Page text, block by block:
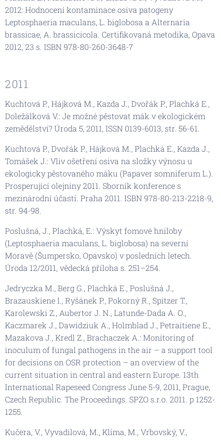
2012: Hodnocení kontaminace osiva patogeny
Leptosphaeria maculans, L. biglobosa a Alternaria
brassicae, A. brassicicola. Certifikovaná metodika, Opava
2012, 23 s. ISBN 978-80-260-3648-7
2011
Kuchtová P., Hájková M., Kazda J., Dvořák P., Plachká E.,
Doležálková V.: Je možné pěstovat mák v ekologickém
zemědělství? Úroda 5, 2011, ISSN 0139-6013, str. 56-61.
Kuchtová P., Dvořák P., Hájková M., Plachká E., Kazda J.,
Tomášek J.: Vliv ošetření osiva na složky výnosu u
ekologicky pěstovaného máku (Papaver somniferum L.).
Prosperující olejniny 2011. Sborník konference s
mezinárodní účastí. Praha 2011. ISBN 978-80-213-2218-9,
str. 94-98.
Poslušná, J., Plachká, E.: Výskyt fomové hniloby
(Leptosphaeria maculans, L. biglobosa) na severní
Moravě (Šumpersko, Opavsko) v posledních letech.
Úroda 12/2011, vědecká příloha s. 251–254.
Jedryczka M., Berg G., Plachká E., Poslušná J.,
Brazauskiene I., Ryšánek P., Pokorný R., Spitzer T.,
Karolewski Z., Aubertor J. N., Latunde-Dada A. O.,
Kaczmarek J., Dawidziuk A., Holmblad J., Petraitiene E.,
Mazakova J., Kredl Z., Brachaczek A.: Monitoring of
inoculum of fungal pathogens in the air – a support tool
for decisions on OSR protection – an overview of the
current situation in central and eastern Europe. 13th
International Rapeseed Congress June 5-9, 2011, Prague,
Czech Republic. The Proceedings. SPZO s.r.o. 2011. p 1252-
1255.
Kučera, V., Vyvadilová, M., Klíma, M., Vrbovský, V.,